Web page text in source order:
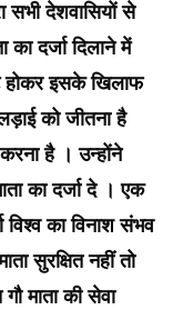
देशवासियों से
का दर्जा दिलाने में
होकर इसके खिलाफ
को जीतना है
है । उन्होंने
का दर्जा दे । एक
विश्व का विनाश संभव
सुरक्षित नहीं तो
माता की सेवा